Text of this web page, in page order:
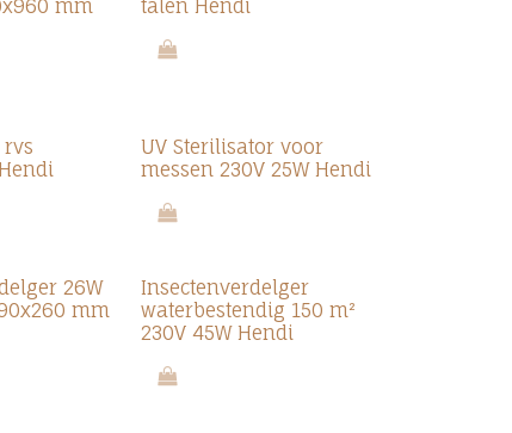
mm
talen Hendi
rvs
UV Sterilisator voor
messen 230V 25W Hendi
26W
mm
Insectenverdelger
waterbestendig 150 m²
230V 45W Hendi